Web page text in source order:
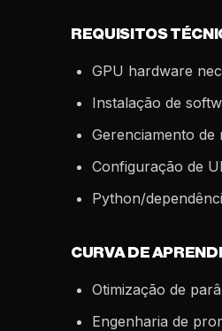
REQUISITOS
GPU hardware
Instalação de
Gerenciamento de
Configuração de UI
Python/
CURVA DE
Otimização de
Engenharia de